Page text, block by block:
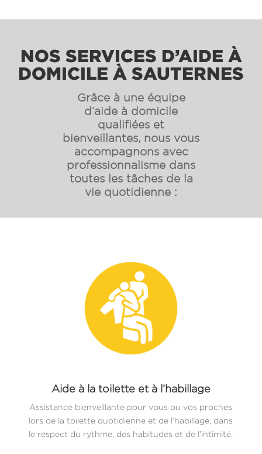
NOS SERVICES D’AIDE À
DOMICILE À SAUTERNES
Grâce à une équipe
d’aide à domicile
qualifiées et
bienveillantes, nous vous
accompagnons avec
professionnalisme dans
toutes les tâches de la
vie quotidienne :
Aide à la toilette et à l’habillage
Assistance bienveillante pour vous ou vos proches
lors de la toilette quotidienne et de l’habillage, dans
le respect du rythme, des habitudes et de l’intimité.